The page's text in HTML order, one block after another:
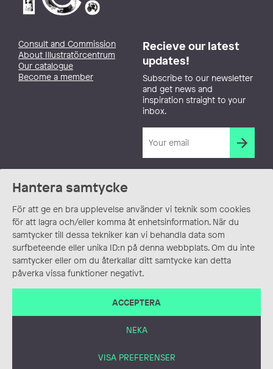
Hantera samtycke
För att ge en bra upplevelse använder vi teknik som cookies
för att lagra och/eller komma åt enhetsinformation. När du
samtycker till dessa tekniker kan vi behandla data som
surfbeteende eller unika ID:n på denna webbplats. Om du inte
samtycker eller om du återkallar ditt samtycke kan detta
påverka vissa funktioner negativt.
ACCEPTERA
NEKA
VISA PREFERENSER
Consult and Commission
About Illustratörcentrum
Our catalogue
Become a member
Recieve our latest
updates!
Subscribe to our newsletter
and get news and
inspiration straight to your
inbox.